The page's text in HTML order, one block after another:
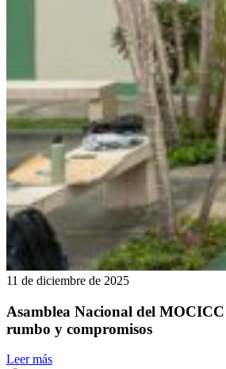
11 de diciembre de 2025
Asamblea Nacional del
rumbo y compromisos
Leer más